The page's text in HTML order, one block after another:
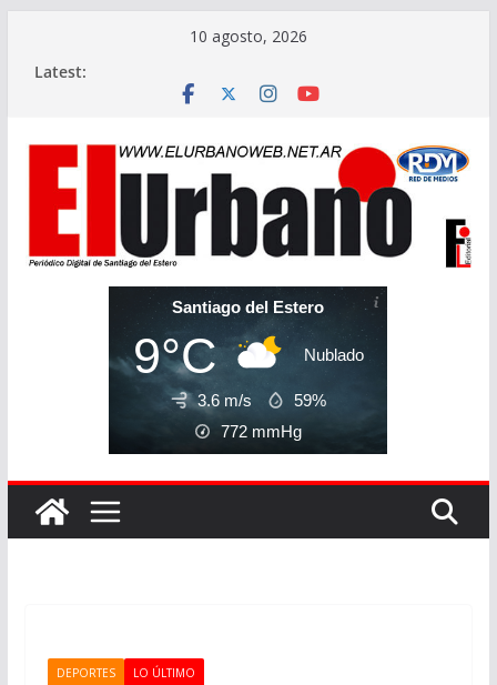
10 agosto, 2026
Latest:
Santiago del Estero
9°C Nublado
3.6 m/s
59%
772 mmHg
DEPORTES LO ÚLTIMO